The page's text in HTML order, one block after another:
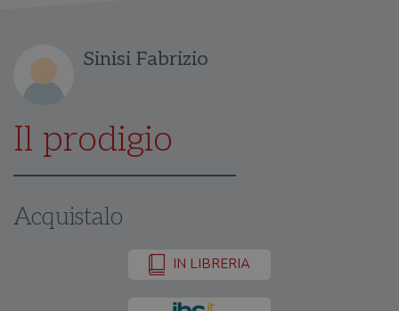
Sinisi Fabrizio
Il prodigio
Acquistalo
IN LIBRERIA